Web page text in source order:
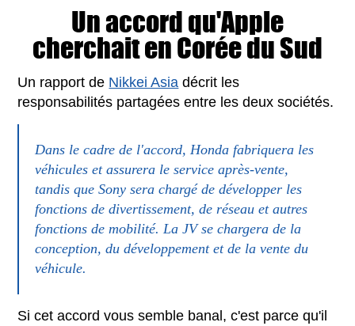
Un accord qu'Apple
cherchait en Corée du Sud
Un rapport de Nikkei Asia décrit les
responsabilités partagées entre les deux sociétés.
Dans le cadre de l'accord, Honda fabriquera les
véhicules et assurera le service après-vente,
tandis que Sony sera chargé de développer les
fonctions de divertissement, de réseau et autres
fonctions de mobilité. La JV se chargera de la
conception, du développement et de la vente du
véhicule.
Si cet accord vous semble banal, c'est parce qu'il